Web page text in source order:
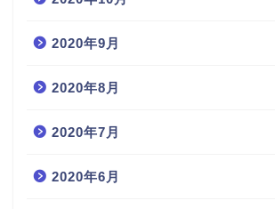
2020年9月
2020年8月
2020年7月
2020年6月